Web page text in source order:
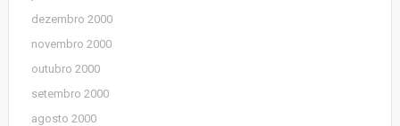
dezembro 2000
novembro 2000
outubro 2000
setembro 2000
agosto 2000